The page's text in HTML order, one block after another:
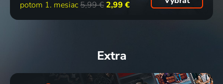
potom 1. mesiac5,99 € 2,99 €
Extra